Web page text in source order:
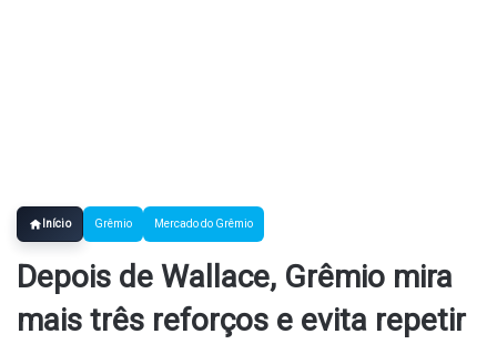
Início Grêmio Mercado do Grêmio
Depois de Wallace, Grêmio mira
mais três reforços e evita repetir